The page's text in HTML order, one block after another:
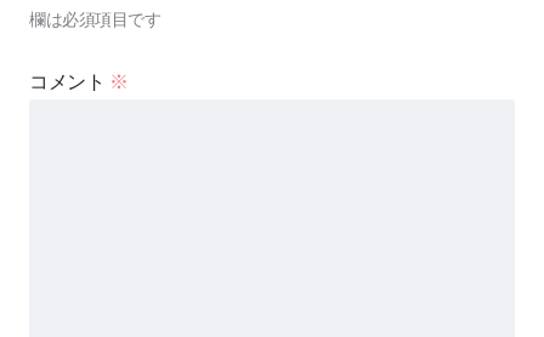
欄は必須項目です
コメント ※